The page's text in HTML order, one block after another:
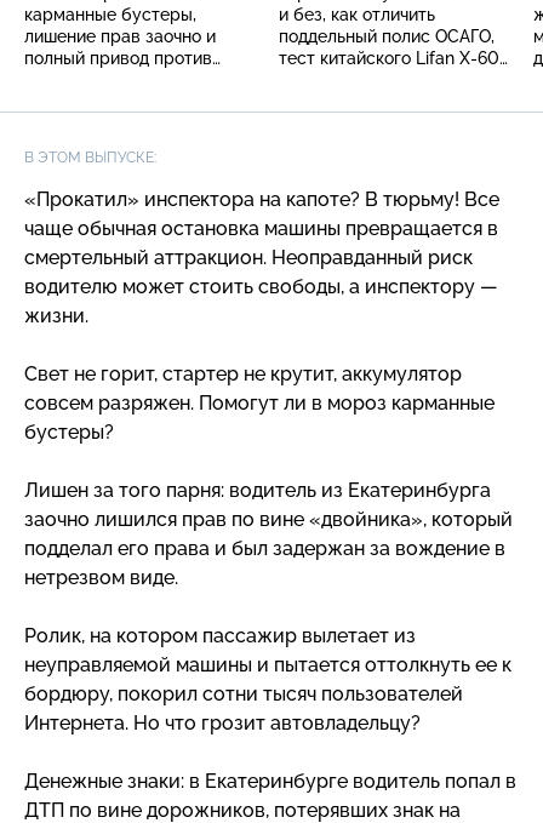
карманные бустеры,
лишение прав заочно и
полный привод против
и без, как отличить
поддельный полис ОСАГО,
тест китайского Lifan X-60
В ЭТОМ ВЫПУСКЕ:
«Прокатил» инспектора на капоте? В тюрьму! Все
чаще обычная остановка машины превращается в
смертельный аттракцион. Неоправданный риск
водителю может стоить свободы, а инспектору —
жизни.
Свет не горит, стартер не крутит, аккумулятор
совсем разряжен. Помогут ли в мороз карманные
бустеры?
Лишен за того парня: водитель из Екатеринбурга
заочно лишился прав по вине «двойника», который
подделал его права и был задержан за вождение в
нетрезвом виде.
Ролик, на котором пассажир вылетает из
неуправляемой машины и пытается оттолкнуть ее к
бордюру, покорил сотни тысяч пользователей
Интернета. Но что грозит автовладельцу?
Денежные знаки: в Екатеринбурге водитель попал в
ДТП по вине дорожников, потерявших знак на